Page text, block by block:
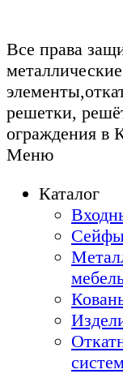
Все права
решетки,
ограждения в
Меню
Каталог